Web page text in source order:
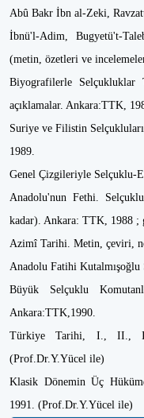
Abû Bakr İbn al-Zeki,
İbnü'l-Adim, Bugyetü't-
(metin, özetleri ve
Biyografilerle
açıklamalar. Ankara:TTK,
Suriye ve Filistin
1989.
Genel Çizgileriyle Selçuklu-
Anadolu'nun Fethi.
kadar). Ankara: TTK, 1988 ;
Azimî Tarihi. Metin, çeviri,
Anadolu Fatihi
Büyük Selçuklu
Ankara:TTK,1990.
Türkiye Tarihi, I., II.,
(Prof.Dr.Y.Yücel ile)
Klasik Dönemin Üç
1991. (Prof.Dr.Y.Yücel ile)